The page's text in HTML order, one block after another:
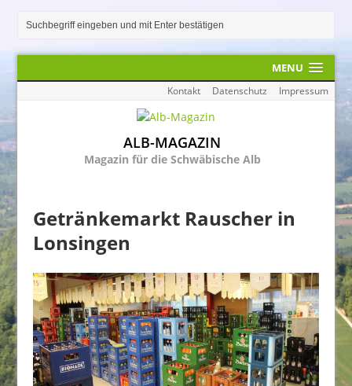
MENU
Kontakt Datenschutz Impressum
ALB-MAGAZIN
Magazin für die Schwäbische Alb
Getränkemarkt Rauscher in
Lonsingen